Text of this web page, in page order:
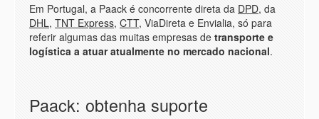
Em Portugal, a Paack é concorrente direta da DPD, da
DHL, TNT Express, CTT, ViaDireta e Envialia, só para
referir algumas das muitas empresas de transporte e
logística a atuar atualmente no mercado nacional.
Paack: obtenha suporte